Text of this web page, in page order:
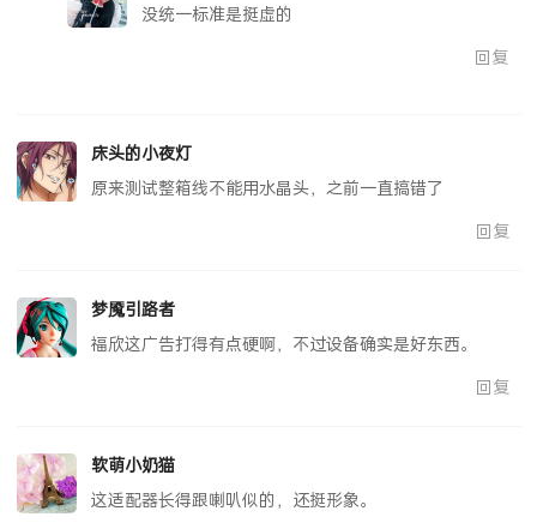
没统一标准是挺虚的
回复
床头的小夜灯
原来测试整箱线不能用水晶头，之前一直搞错了
回复
梦魇引路者
福欣这广告打得有点硬啊，不过设备确实是好东西。
回复
软萌小奶猫
这适配器长得跟喇叭似的，还挺形象。